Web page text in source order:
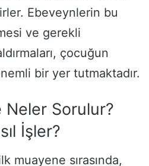
Ebeveynlerin bu
ve gerekli
çocuğun
bir yer tutmaktadır.
Neler Sorulur?
İşler?
muayene sırasında,